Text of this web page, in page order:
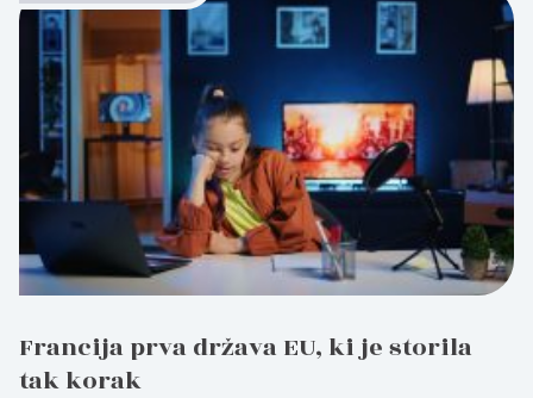
Francija prva država EU, ki je storila
tak korak